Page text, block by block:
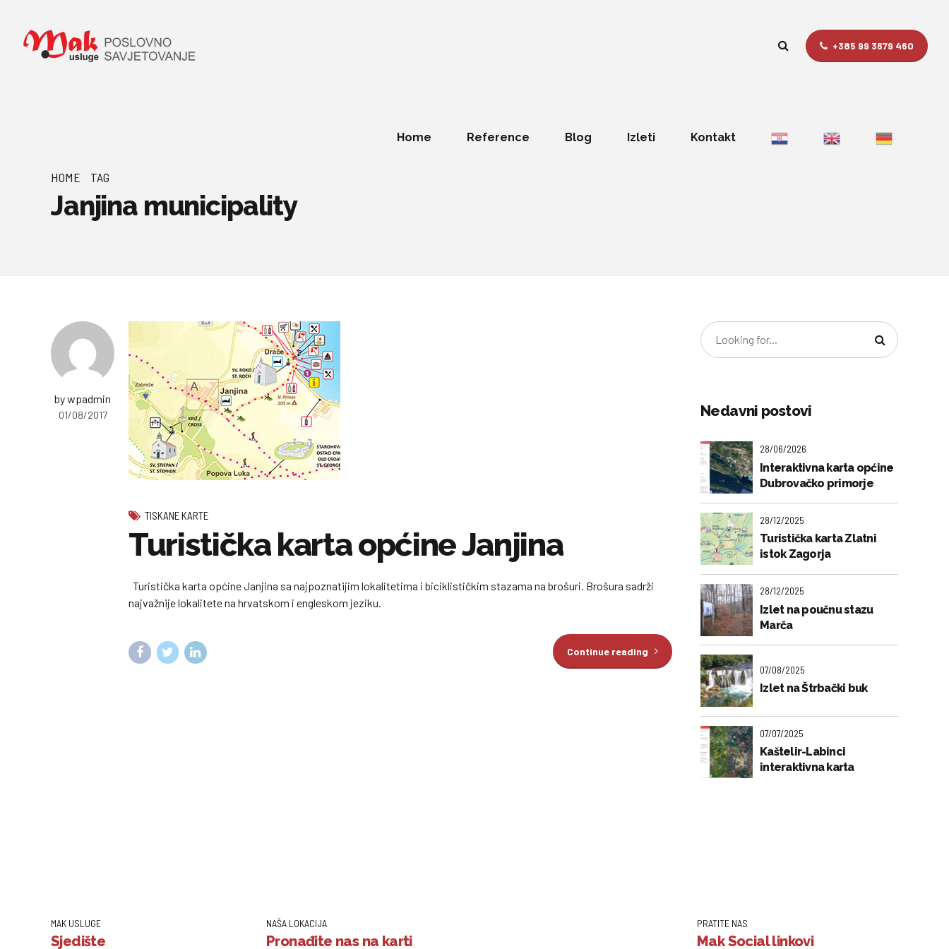
+385 99 3679 460
Home Reference Blog Izleti Kontakt
HOME TAG
Janjina municipality
by wpadmin
01/08/2017
TISKANE KARTE
Turistička karta općine Janjina
Turistička karta općine Janjina sa najpoznatijim lokalitetima i biciklističkim stazama na brošuri. Brošura sadrži
najvažnije lokalitete na hrvatskom i engleskom jeziku.
Continue reading
Nedavni postovi
28/06/2026
Interaktivna karta općine
Dubrovačko primorje
28/12/2025
Turistička karta Zlatni
istok Zagorja
28/12/2025
Izlet na poučnu stazu
Marča
07/08/2025
Izlet na Štrbački buk
07/07/2025
Kaštelir-Labinci
interaktivna karta
MAK USLUGE
Sjedište
NAŠA LOKACIJA
Pronađite nas na karti
PRATITE NAS
Mak Social linkovi